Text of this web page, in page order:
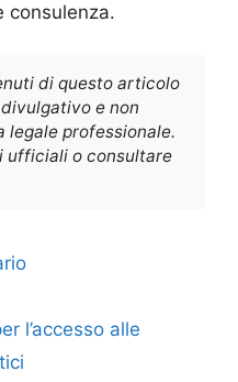
consulenza.
di questo articolo
e non
legale professionale.
ufficiali o consultare
l’accesso alle